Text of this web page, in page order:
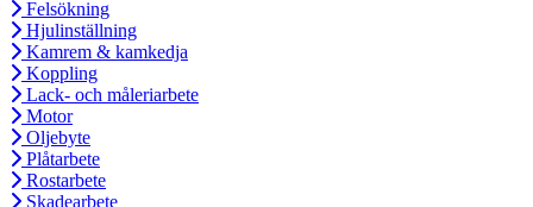
Felsökning
Hjulinställning
Kamrem & kamkedja
Koppling
Lack- och måleriarbete
Motor
Oljebyte
Plåtarbete
Rostarbete
Skadearbete